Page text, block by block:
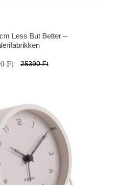
Less But Better –
Ft 25390 Ft